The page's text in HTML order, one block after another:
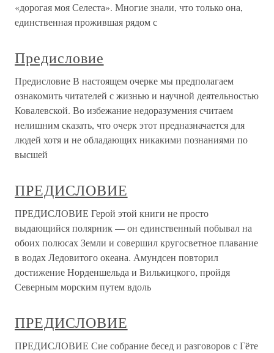
«дорогая моя Селеста». Многие знали, что только она,
единственная прожившая рядом с
Предисловие
Предисловие В настоящем очерке мы предполагаем
ознакомить читателей с жизнью и научной деятельностью
Ковалевской. Во избежание недоразумения считаем
нелишним сказать, что очерк этот предназначается для
людей хотя и не обладающих никакими познаниями по
высшей
ПРЕДИСЛОВИЕ
ПРЕДИСЛОВИЕ Герой этой книги не просто
выдающийся полярник — он единственный побывал на
обоих полюсах Земли и совершил кругосветное плавание
в водах Ледовитого океана. Амундсен повторил
достижение Норденшельда и Вилькицкого, пройдя
Северным морским путем вдоль
ПРЕДИСЛОВИЕ
ПРЕДИСЛОВИЕ Сие собрание бесед и разговоров с Гёте